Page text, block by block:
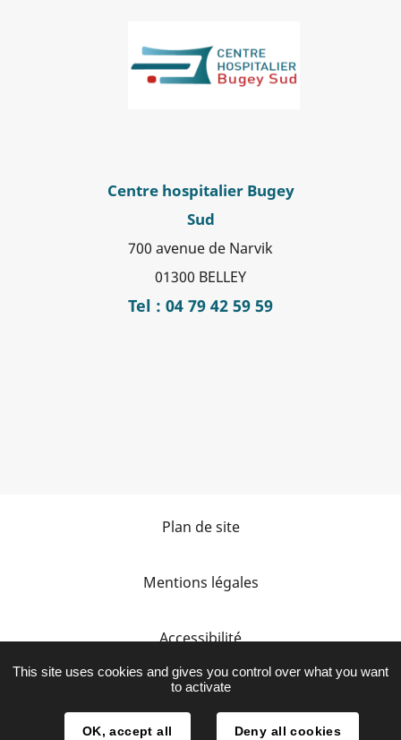
Centre hospitalier Bugey
Sud
700 avenue de Narvik
01300 BELLEY
Tel : 04 79 42 59 59
Plan de site
Mentions légales
Accessibilité
Protection des données personnelles
This site uses cookies and gives you control over what you want
to activate
OK, accept all Deny all cookies